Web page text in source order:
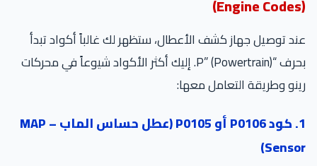
(Engine Codes)
عند توصيل جهاز كشف الأعطال، ستظهر لك غالباً أكواد تبدأ
بحرف “P” (Powertrain). إليك أكثر الأكواد شيوعاً في محركات
رينو وطريقة التعامل معها:
1. كود P0106 أو P0105 (عطل حساس الماب – MAP
Sensor)